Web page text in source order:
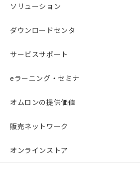
ソリューション
ダウンロードセンタ
サービスサポート
eラーニング・セミナ
オムロンの提供価値
販売ネットワーク
オンラインストア